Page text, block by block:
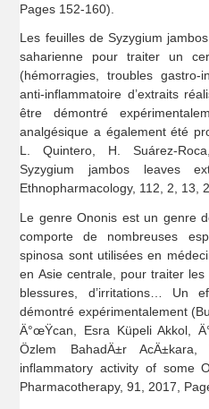
Pages 152-160).
Les feuilles de Syzygium
saharienne pour traiter un
(hémorragies, troubles
anti-inflammatoire d’extraits
être démontré
analgésique a également été
L. Quintero, H. Suárez-
Syzygium jambos leaves
Ethnopharmacology, 112, 2, 13,
Le genre Ononis est un genre
comporte de nombreuses
spinosa sont utilisées en
en Asie centrale, pour traiter
blessures, d’irritations… Un
démontré expérimentalement
Ä°œŸcan, Esra Küpeli Akkol,
Özlem BahadÄ±r
inflammatory activity of some
Pharmacotherapy, 91, 2017,